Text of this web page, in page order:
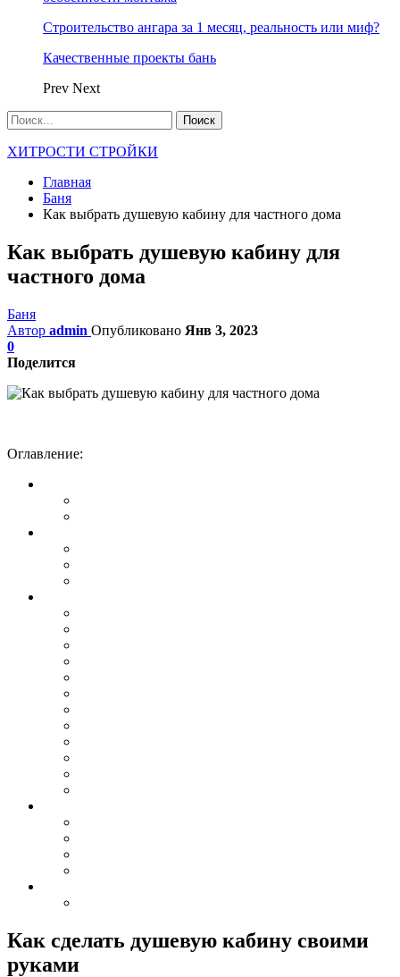
Строительство ангара за 1 месяц, реальность или миф?
Качественные проекты бань
Prev Next
ХИТРОСТИ СТРОЙКИ
Главная
Баня
Как выбрать душевую кабину для частного дома
Как выбрать душевую кабину для
частного дома
Баня
Автор admin Опубликовано Янв 3, 2023
0
Поделится
Оглавление:
Как сделать душевую кабину своими
руками